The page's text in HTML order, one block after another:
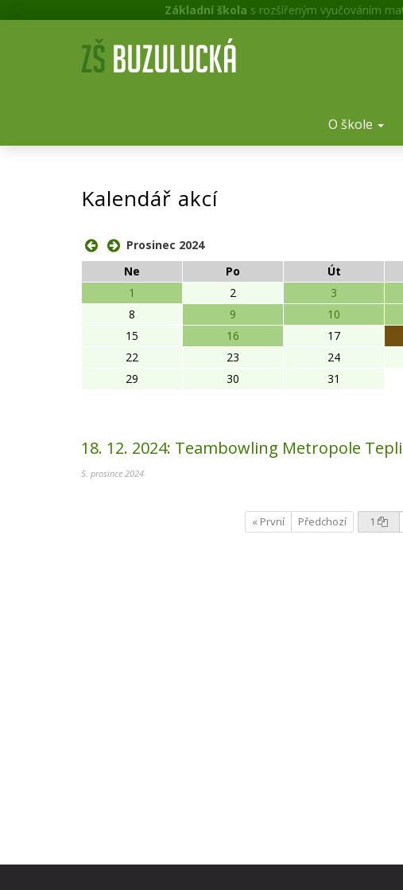
Základní škola s rozšířeným vyučováním
O škole
Kalendář akcí
Prosinec 2024
Ne
Po Út
1
2 3
8
9 10
15
16 17
22
23 24
29
30 31
18. 12. 2024: Teambowling Metropole
5. prosince 2024
« První Předchozí 1